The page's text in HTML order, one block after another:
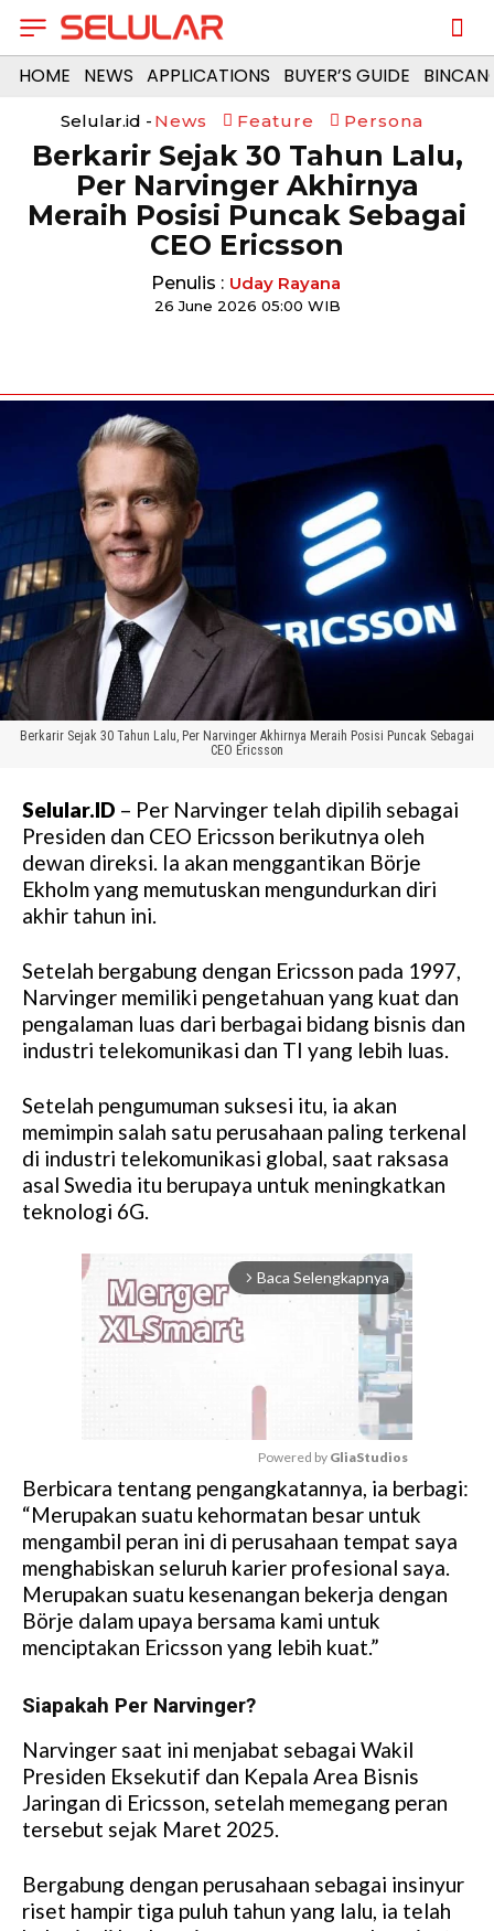
HOME NEWS APPLICATIONS BUYER’S GUIDE
Selular.id - News Feature Persona
Berkarir Sejak 30 Tahun Lalu,
Per Narvinger Akhirnya
Meraih Posisi Puncak Sebagai
CEO Ericsson
Penulis : Uday Rayana
26 June 2026 05:00 WIB
Berkarir Sejak 30 Tahun Lalu, Per Narvinger Akhirnya Meraih Posisi Puncak Sebagai
CEO Ericsson
Selular.ID – Per Narvinger telah dipilih sebagai
Presiden dan CEO Ericsson berikutnya oleh
dewan direksi. Ia akan menggantikan Börje
Ekholm yang memutuskan mengundurkan diri
akhir tahun ini.
Setelah bergabung dengan Ericsson pada 1997,
Narvinger memiliki pengetahuan yang kuat dan
pengalaman luas dari berbagai bidang bisnis dan
industri telekomunikasi dan TI yang lebih luas.
Setelah pengumuman suksesi itu, ia akan
memimpin salah satu perusahaan paling terkenal
di industri telekomunikasi global, saat raksasa
asal Swedia itu berupaya untuk meningkatkan
teknologi 6G.
arrow_forward_ios Baca Selengkapnya
M
u
t
e
Powered by GliaStudios
Berbicara tentang pengangkatannya, ia berbagi:
“Merupakan suatu kehormatan besar untuk
mengambil peran ini di perusahaan tempat saya
menghabiskan seluruh karier profesional saya.
Merupakan suatu kesenangan bekerja dengan
Börje dalam upaya bersama kami untuk
menciptakan Ericsson yang lebih kuat.”
Siapakah Per Narvinger?
Narvinger saat ini menjabat sebagai Wakil
Presiden Eksekutif dan Kepala Area Bisnis
Jaringan di Ericsson, setelah memegang peran
tersebut sejak Maret 2025.
Bergabung dengan perusahaan sebagai insinyur
riset hampir tiga puluh tahun yang lalu, ia telah